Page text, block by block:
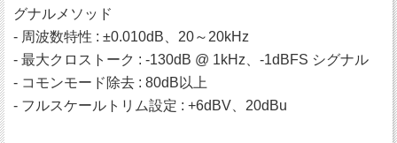
グナルメソッド
- 周波数特性 : ±0.010dB、20～20kHz
- 最大クロストーク : ‐130dB @ 1kHz、‐1dBFS シグナル
- コモンモード除去 : 80dB以上
- フルスケールトリム設定 : +6dBV、20dBu